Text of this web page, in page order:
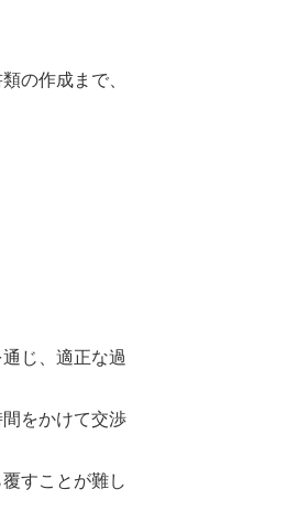
の作成まで、
じ、適正な過
をかけて交渉
すことが難し